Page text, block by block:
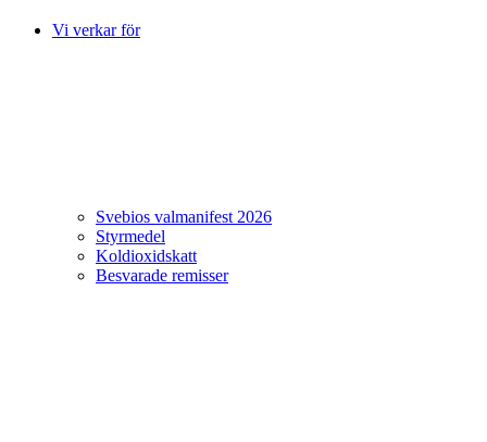
Vi verkar för
Svebios valmanifest 2026
Styrmedel
Koldioxidskatt
Besvarade remisser